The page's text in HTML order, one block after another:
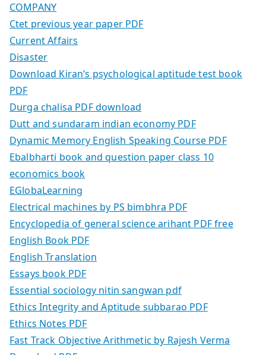
COMPANY
Ctet previous year paper PDF
Current Affairs
Disaster
Download Kiran’s psychological aptitude test book
PDF
Durga chalisa PDF download
Dutt and sundaram indian economy PDF
Dynamic Memory English Speaking Course PDF
Ebalbharti book and question paper class 10
economics book
EGlobaLearning
Electrical machines by PS bimbhra PDF
Encyclopedia of general science arihant PDF free
English Book PDF
English Translation
Essays book PDF
Essential sociology nitin sangwan pdf
Ethics Integrity and Aptitude subbarao PDF
Ethics Notes PDF
Fast Track Objective Arithmetic by Rajesh Verma